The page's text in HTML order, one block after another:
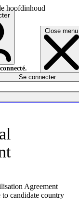
hoofdinhoud
Close menu
Se connecter
Agreement
candidate country